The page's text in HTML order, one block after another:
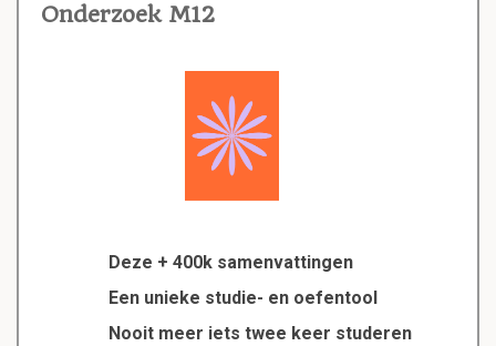
Onderzoek M12
Deze + 400k samenvattingen
Een unieke studie- en oefentool
Nooit meer iets twee keer studeren